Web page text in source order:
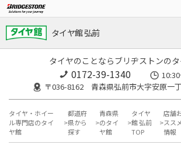
タイヤ館 弘前
タイヤのことならブリヂストンの
0172-39-1340
〒036-8162 青森県弘前市大字安原一
タイヤ・ホイー
ル専門店のタイ
ヤ館
都道府
県から
探す
青森県
のタイ
ヤ館
タイヤ
館 弘前
TOP
店舗
スス
情報